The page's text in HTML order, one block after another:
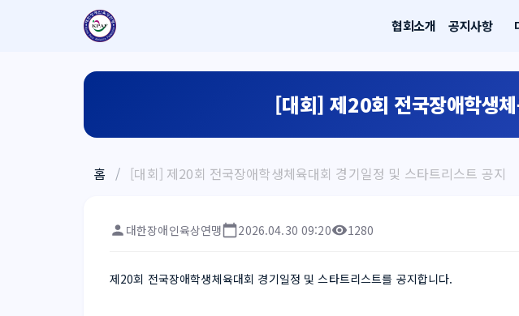
협회소개 공지사항
[대회] 제20회 전국장애학생
홈 / [대회] 제20회 전국장애학생체육대회 경기일정 및 스타트리스트 공지
대한장애인육상연맹 2026.04.30 09:20 1280
제20회 전국장애학생체육대회 경기일정 및 스타트리스트를 공지합니다.